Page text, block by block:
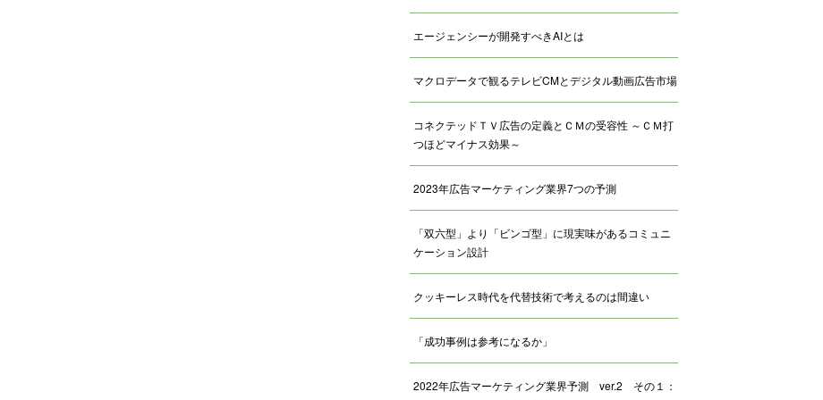
エージェンシーが開発すべきAIとは
マクロデータで観るテレビCMとデジタル動画広告市場
コネクテッドＴＶ広告の定義とＣＭの受容性 ～ＣＭ打
つほどマイナス効果～
2023年広告マーケティング業界7つの予測
「双六型」より「ビンゴ型」に現実味があるコミュニ
ケーション設計
クッキーレス時代を代替技術で考えるのは間違い
「成功事例は参考になるか」
2022年広告マーケティング業界予測 ver.2 その１：